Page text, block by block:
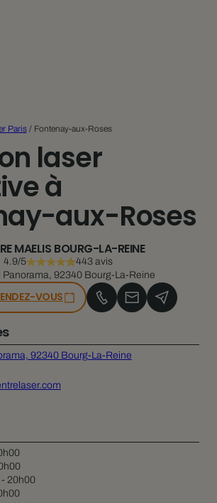
Paris/ Fontenay-aux-Roses
laser
à
aux-Roses
MAELIS BOURG-LA-REINE
4.9/5
443 avis
Panorama, 92340 Bourg-La-Reine
VOUS
92340 Bourg-La-Reine
20h00